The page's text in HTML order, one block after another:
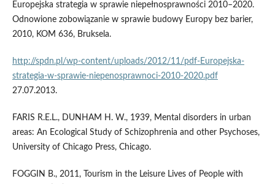
Europejska strategia w sprawie niepełnosprawności 2010–2020.
Odnowione zobowiązanie w sprawie budowy Europy bez barier,
2010, KOM 636, Bruksela.
http://spdn.pl/wp-content/uploads/2012/11/pdf-Europejska-
strategia-w-sprawie-niepenosprawnoci-2010-2020.pdf
27.07.2013.
FARIS R.E.L., DUNHAM H. W., 1939, Mental disorders in urban
areas: An Ecological Study of Schizophrenia and other Psychoses,
University of Chicago Press, Chicago.
FOGGIN B., 2011, Tourism in the Leisure Lives of People with